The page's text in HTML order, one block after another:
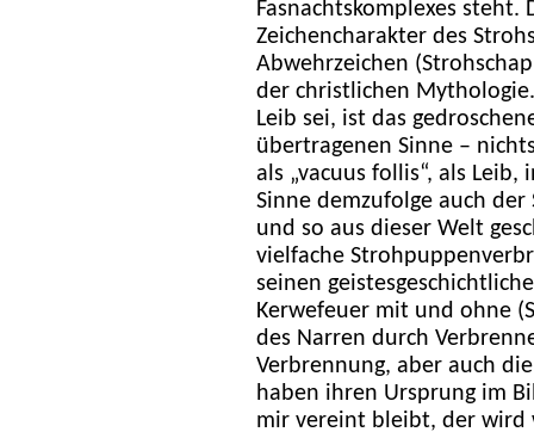
Fasnachtskomplexes
Zeichencharakter des
Abwehrzeichen
der christlichen
Leib sei, ist das
übertragenen Sinne –
als „vacuus follis“, als
Sinne demzufolge auch
und so aus dieser Welt
vielfache
seinen
Kerwefeuer mit und ohne
des Narren durch
Verbrennung, aber auch
haben ihren Ursprung im
mir vereint bleibt, der wird